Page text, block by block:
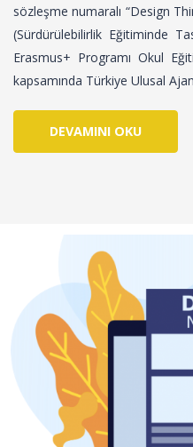
sözleşme numaralı “Design
(Sürdürülebilirlik Eğitiminde
Erasmus+ Programı Okul
kapsamında Türkiye Ulusal
DEVAMINI OKU